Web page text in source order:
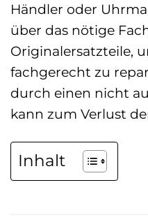
Händler oder
über das nötige
Originalersatzteile,
fachgerecht zu
durch einen nicht
kann zum Verlust
Inhalt